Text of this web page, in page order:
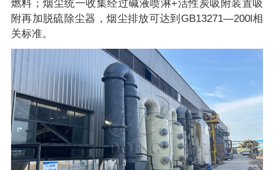
燃料；烟尘统一收集经过碱液喷淋+活性炭吸附装置吸
附再加脱硫除尘器，烟尘排放可达到GB13271—200l相
关标准。